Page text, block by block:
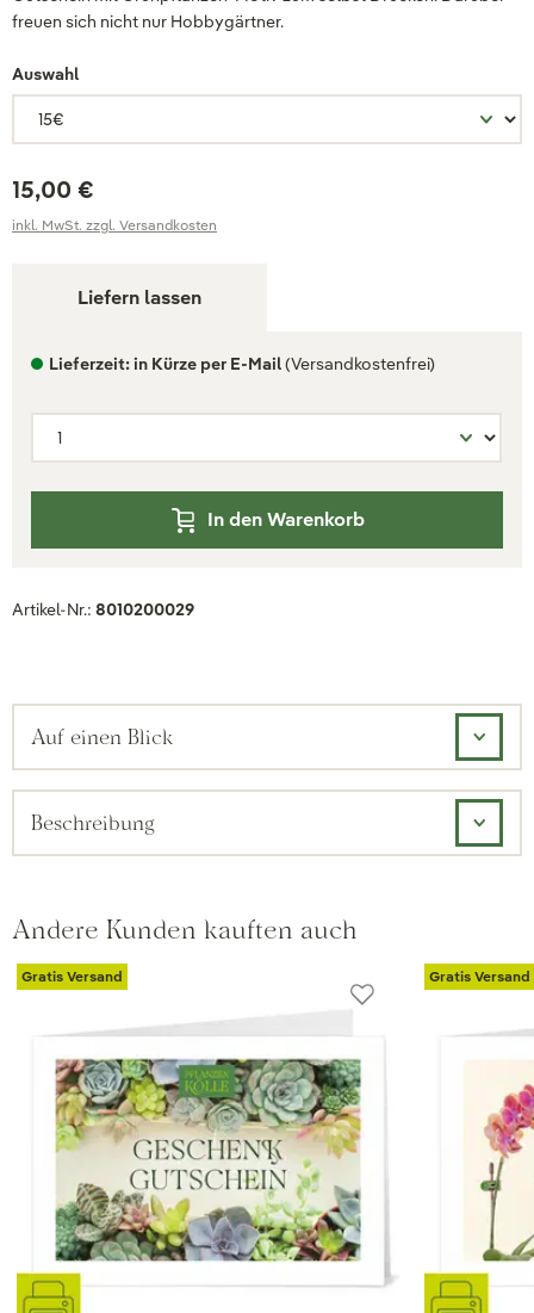
freuen sich nicht nur Hobbygärtner.
Auswahl
15,00 €
inkl. MwSt. zzgl. Versandkosten
Liefern lassen
Lieferzeit: in Kürze per E-Mail(Versandkostenfrei)
In den Warenkorb
Artikel-Nr.: 8010200029
Auf einen Blick
Beschreibung
Andere Kunden kauften auch
Gratis Versand Gratis Versand